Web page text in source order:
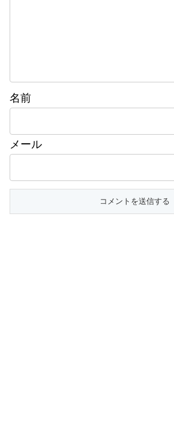
名前
メール